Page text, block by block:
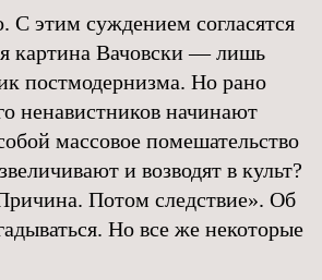
С этим суждением согласятся
картина Вачовски — лишь
постмодернизма. Но рано
ненавистников начинают
массовое помешательство
и возводят в культ?
Потом следствие». Об
Но все же некоторые